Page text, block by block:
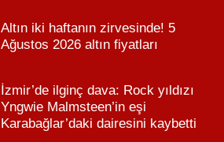
Altın iki haftanın zirvesinde! 5
Ağustos 2026 altın fiyatları
İzmir’de ilginç dava: Rock yıldızı
Yngwie Malmsteen’in eşi
Karabağlar’daki dairesini kaybetti